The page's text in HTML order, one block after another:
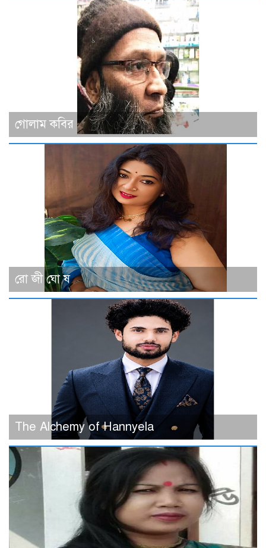
গোলাম কবির
রো জী ঘো ষ
The Alchemy of Hannyela